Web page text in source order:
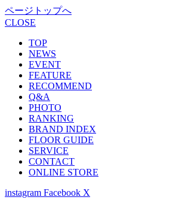
ページトップへ
CLOSE
TOP
NEWS
EVENT
FEATURE
RECOMMEND
Q&A
PHOTO
RANKING
BRAND INDEX
FLOOR GUIDE
SERVICE
CONTACT
ONLINE STORE
instagram Facebook X